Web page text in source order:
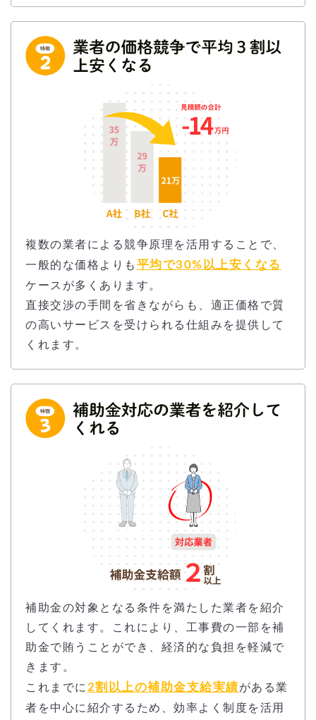
複数の業者による競争原理を活用することで、
一般的な価格よりも 平均で30%以上安くなる
ケースが多くあります。
直接交渉の手間を省きながらも、適正価格で質
の高いサービスを受けられる仕組みを提供して
くれます。
補助金の対象となる条件を満たした業者を紹介
してくれます。これにより、工事費の一部を補
助金で賄うことができ、経済的な負担を軽減で
きます。
これまでに 2割以上の補助金支給実績がある業
者を中心に紹介するため、効率よく制度を活用